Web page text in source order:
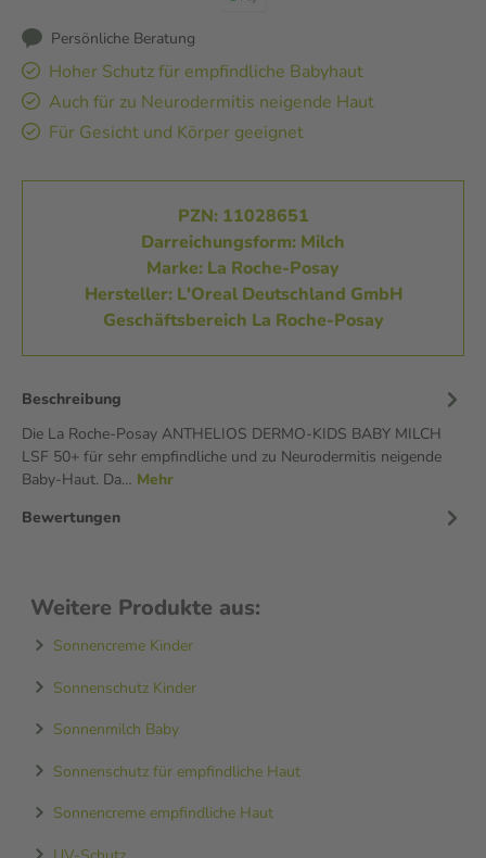
Persönliche Beratung
Hoher Schutz für empfindliche Babyhaut
Auch für zu Neurodermitis neigende Haut
Für Gesicht und Körper geeignet
PZN: 11028651
Darreichungsform: Milch
Marke: La Roche-Posay
Hersteller: L'Oreal Deutschland GmbH
Geschäftsbereich La Roche-Posay
Beschreibung
Die La Roche-Posay ANTHELIOS DERMO-KIDS BABY MILCH
LSF 50+ für sehr empfindliche und zu Neurodermitis neigende
Baby-Haut. Da… Mehr
Bewertungen
Weitere Produkte aus:
Sonnencreme Kinder
Sonnenschutz Kinder
Sonnenmilch Baby
Sonnenschutz für empfindliche Haut
Sonnencreme empfindliche Haut